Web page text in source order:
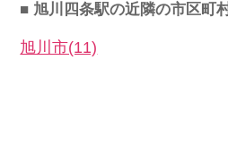
■ 旭川四条駅の近隣の市区町
旭川市(11)